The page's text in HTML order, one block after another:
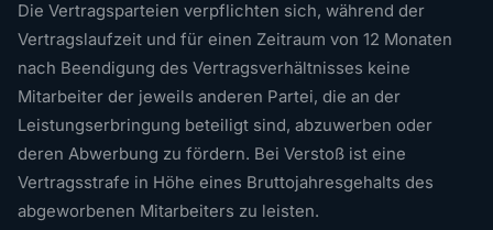
Die Vertragsparteien verpflichten sich, während der
Vertragslaufzeit und für einen Zeitraum von 12 Monaten
nach Beendigung des Vertragsverhältnisses keine
Mitarbeiter der jeweils anderen Partei, die an der
Leistungserbringung beteiligt sind, abzuwerben oder
deren Abwerbung zu fördern. Bei Verstoß ist eine
Vertragsstrafe in Höhe eines Bruttojahresgehalts des
abgeworbenen Mitarbeiters zu leisten.